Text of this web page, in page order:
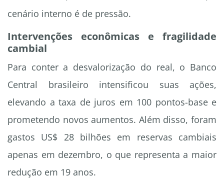
cenário interno é de pressão.
Intervenções econômicas e fragilidade
cambial
Para conter a desvalorização do real, o Banco
Central brasileiro intensificou suas ações,
elevando a taxa de juros em 100 pontos-base e
prometendo novos aumentos. Além disso, foram
gastos US$ 28 bilhões em reservas cambiais
apenas em dezembro, o que representa a maior
redução em 19 anos.